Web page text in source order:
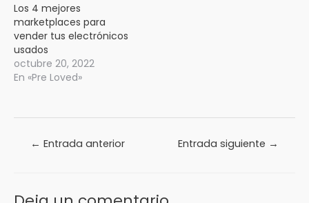
Los 4 mejores
marketplaces para
vender tus electrónicos
usados
octubre 20, 2022
En «Pre Loved»
Navegación
← Entrada anterior Entrada siguiente →